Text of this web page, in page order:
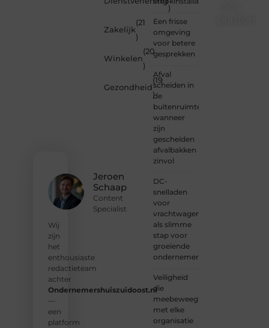
Jeroen
Schaap
Content
Specialist
Wij
zijn
het
enthousiaste
redactieteam
achter
Ondernemershuiszuidoost.nl
—
een
platform
)
Zakelijk
(21
)
Winkelen
(20
)
Gezondheid
(19
)
Een frisse
omgeving
voor betere
gesprekken
Afval
scheiden in
de
buitenruimte:
wanneer
zijn
gescheiden
afvalbakken
zinvol
DC-
snelladen
voor
vrachtwagens
als slimme
stap voor
groeiende
ondernemers
Veiligheid
die
meebeweegt
met elke
organisatie